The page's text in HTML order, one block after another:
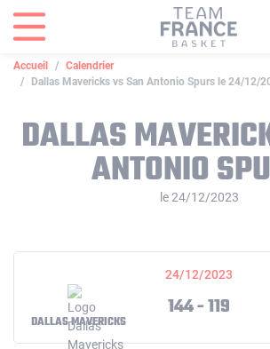
Accueil
Calendrier
Dallas Mavericks vs San Antonio Spurs le 24/12/
DALLAS
ANTONIO
le 24/12/2023
24/12/2023
DALLAS MAVERICKS
144 - 119
Panneau de gestion des cookies